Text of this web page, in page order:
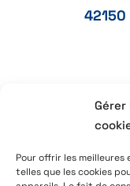
Pour offrir les
telles que les cookies
42150